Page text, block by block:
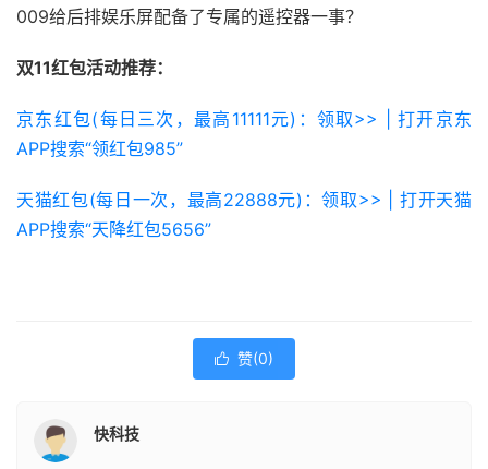
009给后排娱乐屏配备了专属的遥控器一事？
双11红包活动推荐：
京东红包(每日三次，最高11111元)：领取>> | 打开京东
APP搜索“领红包985”
天猫红包(每日一次，最高22888元)：领取>> | 打开天猫
APP搜索“天降红包5656”
 赞(0)
快科技